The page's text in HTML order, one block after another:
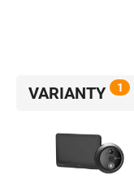
VARIANTY 1